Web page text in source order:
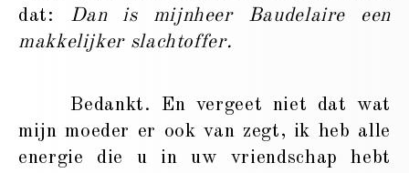
dat: Dan is mijnheer Baudelaire een
makkelijker slachtoffer.
Bedankt. En vergeet niet dat wat
mijn moeder er ook van zegt, ik heb alle
energie die u in uw vriendschap hebt